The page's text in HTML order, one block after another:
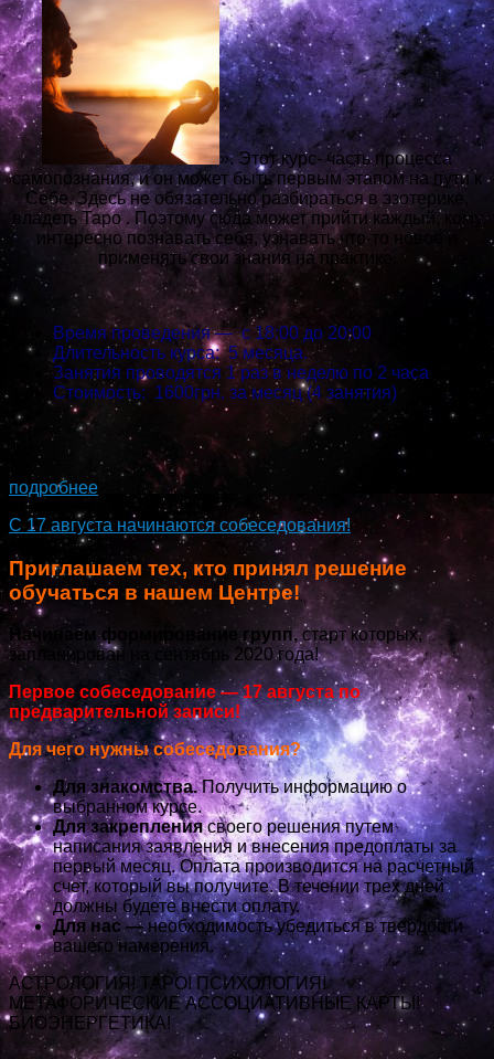
». Этот курс- часть процесса
самопознания, и он может быть первым этапом на пути к
Себе. Здесь не обязательно разбираться в эзотерике,
владеть Таро . Поэтому сюда может прийти каждый, кому
интересно познавать себя, узнавать что-то новое и
применять свои знания на практике.
Время проведения — с 18:00 до 20:00
Длительность курса: 5 месяца.
Занятия проводятся 1 раз в неделю по 2 часа
Стоимость: 1600грн. за месяц (4 занятия)
подробнее
С 17 августа начинаются собеседования!
Приглашаем тех, кто принял решение
обучаться в нашем Центре!
Начинаем формирование групп,старт которых,
запланирован на сентябрь 2020 года!
Первое собеседование — 17 августа по
предварительной записи!
Для чего нужны собеседования?
Для знакомства.Получить информацию о
выбранном курсе.
Для закреплениясвоего решения путем
написания заявления и внесения предоплаты за
первый месяц. Оплата производится на расчетный
счет, который вы получите. В течении трех дней
должны будете внести оплату.
Для нас —необходимость убедиться в твердости
вашего намерения.
АСТРОЛОГИЯ! ТАРО! ПСИХОЛОГИЯ!
МЕТАФОРИЧЕСКИЕ АССОЦИАТИВНЫЕ КАРТЫ!
БИОЭНЕРГЕТИКА!